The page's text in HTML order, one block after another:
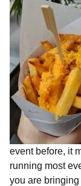
event before, it
running most
you are bringing